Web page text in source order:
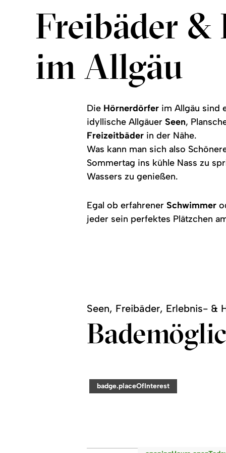
Freibäder &
im Allgäu
Die Hörnerdörfer im Allgäu sind
idyllische AllgäuerSeen,
Freizeitbäder in der Nähe.
Was kann man sich also
Sommertag ins kühle Nass zu
Wassers zu genießen.
Egal ob erfahrenerSchwimmer
jeder sein perfektes Plätzchen
Seen, Freibäder, Erlebnis- &
category:
badge.placeOfInterest
readmore:
Erlebnis-
&